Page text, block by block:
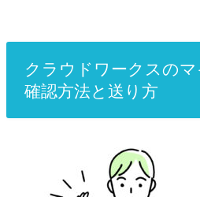
クラウドワークスの
確認方法と送り方